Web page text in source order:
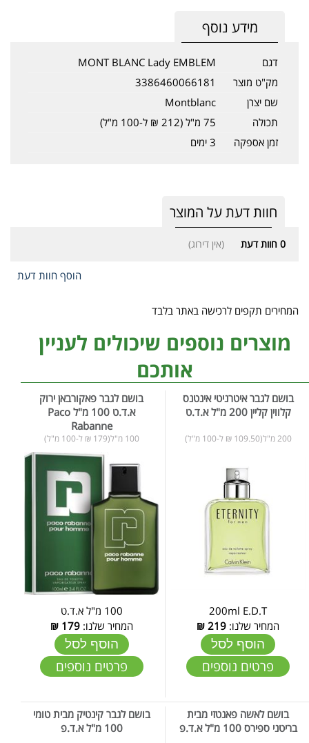
מידע נוסף
דגם
MONT BLANC Lady EMBLEM
מק"ט מוצר
3386460066181
שם יצרן
Montblanc
תכולה
75 מ"ל (212 ₪ ל-100 מ"ל)
זמן אספקה
3 ימים
חוות דעת על המוצר
0 חוות דעת (אין דירוג)
הוסף חוות דעת
המחירים תקפים לרכישה באתר בלבד
מוצרים נוספים שיכולים לעניין
אותכם
בושם לגבר איטרניטי אינטנס
קלווין קליין 200 מ"ל א.ד.ט
200 מ"ל(109.50 ₪ ל-100 מ"ל)
200ml E.D.T
המחיר שלנו: 219
₪
הוסף לסל
פרטים נוספים
בושם לגבר פאקורבאן ירוק
א.ד.ט 100 מ"ל Paco
Rabanne
100 מ"ל(179 ₪ ל-100 מ"ל)
100 מ"ל א.ד.ט
המחיר שלנו:179
₪
הוסף לסל
פרטים נוספים
בושם לאשה פאנטזי מבית
בריטני ספירס 100 מ"ל א.ד.פ
בושם לגבר קינטיק מבית טומי
100 מ"ל א.ד.פ